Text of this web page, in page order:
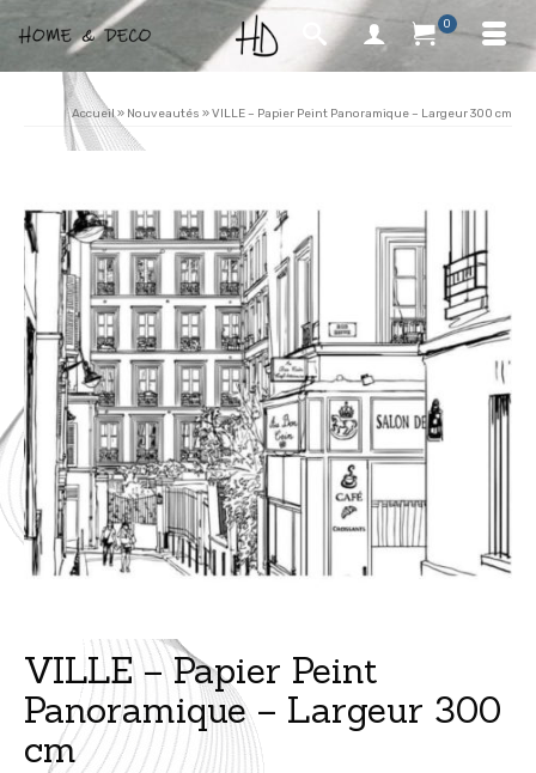
0
Accueil» Nouveautés »VILLE – Papier Peint Panoramique – Largeur 300 cm
VILLE – Papier Peint
Panoramique – Largeur 300
cm